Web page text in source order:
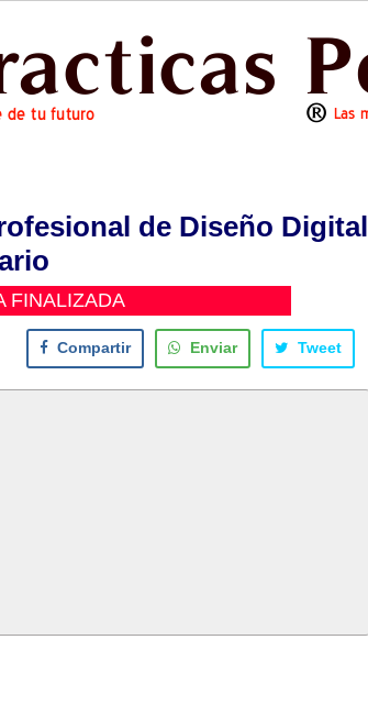
de Diseño Digital
FINALIZADA
Compartir Enviar Tweet